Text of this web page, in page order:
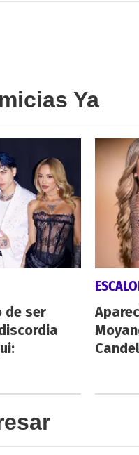
Ya
de ser